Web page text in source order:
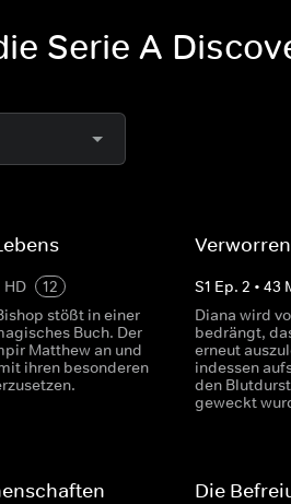
Serie A
HD
12
stößt in einer
Buch. Der
Matthew an und
ihren besonderen
S1 Ep.2 •43
Diana wird
bedrängt,
erneut
indessen
den
geweckt
Die